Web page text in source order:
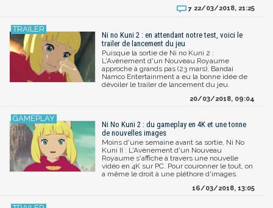
7 22/03/2018, 21:25
Ni no Kuni 2 : en attendant notre test, voici le
trailer de lancement du jeu
Puisque la sortie de Ni no Kuni 2 :
L'Avènement d'un Nouveau Royaume
approche à grands pas (23 mars), Bandai
Namco Entertainment a eu la bonne idée de
dévoiler le trailer de lancement du jeu.
20/03/2018, 09:04
Ni No Kuni 2 : du gameplay en 4K et une tonne
de nouvelles images
Moins d'une semaine avant sa sortie, Ni No
Kuni II : L'Avènement d'un Nouveau
Royaume s'affiche à travers une nouvelle
vidéo en 4K sur PC. Pour couronner le tout, on
a même le droit à une pléthore d'images.
16/03/2018, 13:05